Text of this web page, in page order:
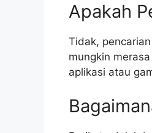
Apakah
Tidak,
mungkin
aplikasi atau